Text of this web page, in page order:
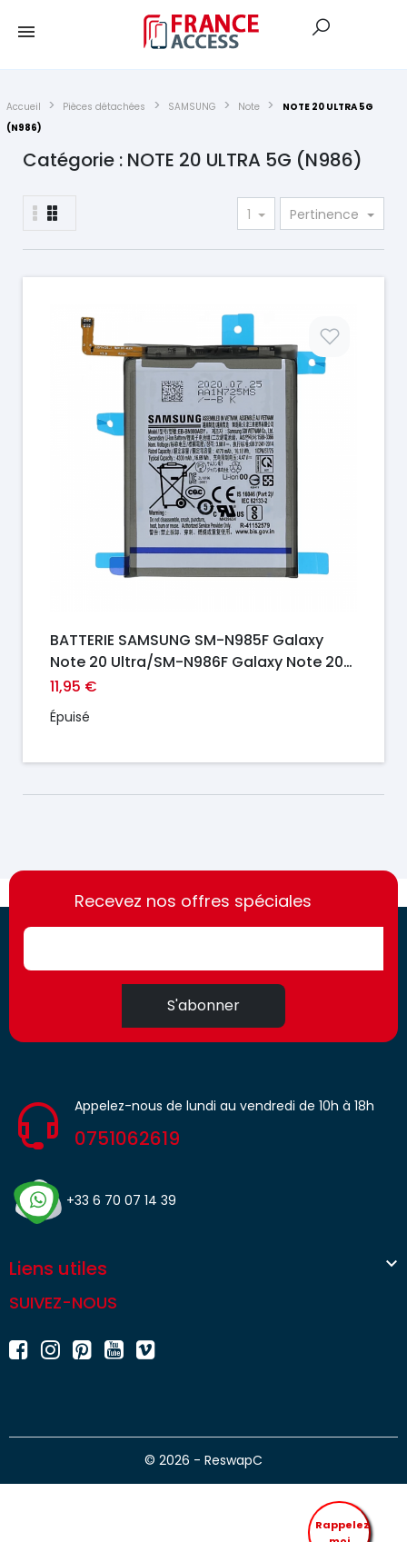
Accueil Pièces détachées SAMSUNG Note
NOTE 20 ULTRA 5G
(N986)
Catégorie : NOTE 20 ULTRA 5G (N986)
1 Pertinence
BATTERIE SAMSUNG SM-N985F Galaxy
Note 20 Ultra/SM-N986F Galaxy Note 20
Ultra 5G ORI
11,95 €
Épuisé
https://france-
access.fr
https://france-
access.fr
Recevez nos offres spéciales
S'abonner
Appelez-nous de lundi au vendredi de 10h à 18h
0751062619
+33 6 70 07 14 39
Liens utiles 
SUIVEZ-NOUS
© 2026 - ReswapC
Rappelez